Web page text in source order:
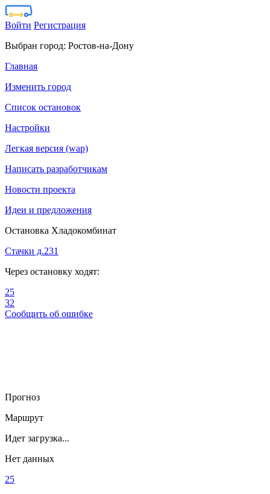
Войти Регистрация
Выбран город: Ростов-на-Дону
Главная
Изменить город
Список остановок
Настройки
Легкая версия (wap)
Написать разработчикам
Новости проекта
Идеи и предложения
Остановка Хладокомбинат
Стачки д.231
Через остановку ходят:
25
32
Сообщить об ошибке
Прогноз
Маршрут
Идет загрузка...
Нет данных
25